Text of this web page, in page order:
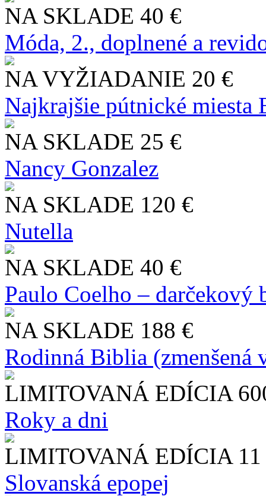
NA SKLADE 40 €
Móda, 2., doplnené a
NA VYŽIADANIE 20 €
Najkrajšie pútnické miesta
NA SKLADE 25 €
Nancy Gonzalez
NA SKLADE 120 €
Nutella
NA SKLADE 40 €
Paulo Coelho – darčekový
NA SKLADE 188 €
Rodinná Biblia (zmenšená
LIMITOVANÁ EDÍCIA
Roky a dni
LIMITOVANÁ EDÍCIA
Slo​vanská epopej